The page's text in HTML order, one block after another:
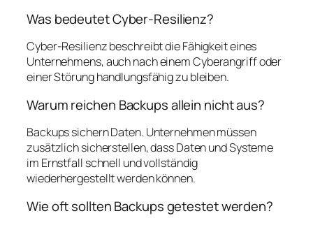
Was bedeutet Cyber-Resilienz?
Cyber-Resilienz beschreibt die Fähigkeit eines
Unternehmens, auch nach einem Cyberangriff oder
einer Störung handlungsfähig zu bleiben.
Warum reichen Backups allein nicht aus?
Backups sichern Daten. Unternehmen müssen
zusätzlich sicherstellen, dass Daten und Systeme
im Ernstfall schnell und vollständig
wiederhergestellt werden können.
Wie oft sollten Backups getestet werden?